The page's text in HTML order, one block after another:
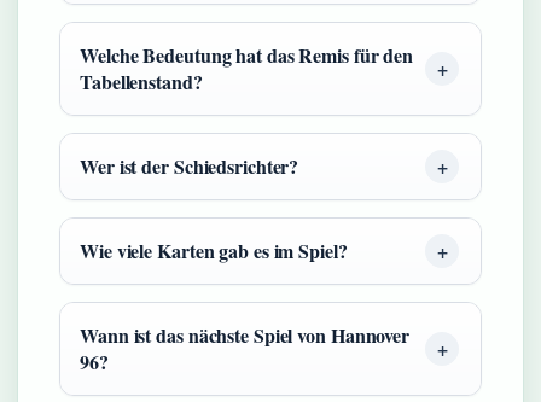
Welche Bedeutung hat das Remis für den
Tabellenstand?
Wer ist der Schiedsrichter?
Wie viele Karten gab es im Spiel?
Wann ist das nächste Spiel von Hannover
96?